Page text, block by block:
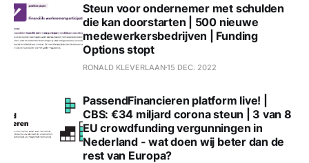
Steun voor ondernemer met schulden
die kan doorstarten | 500 nieuwe
medewerkersbedrijven | Funding
Options stopt
RONALD KLEVERLAAN15 DEC. 2022
PassendFinancieren platform live! |
CBS: €34 miljard corona steun | 3 van 8
EU crowdfunding vergunningen in
Nederland - wat doen wij beter dan de
rest van Europa?